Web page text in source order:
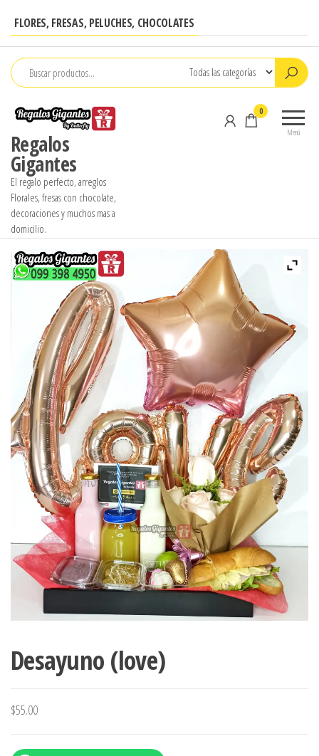
contenido
FLORES, FRESAS, PELUCHES, CHOCOLATES
Regalos
Gigantes
El regalo perfecto, arreglos
Florales, fresas con chocolate,
decoraciones y muchos mas a
domicilio.
Menú
0
Desayuno (love)
$55.00